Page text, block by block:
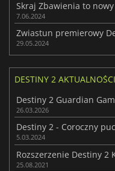
7.06.2024
29.05.2024
DESTINY 2 AKTUALNOŚCI
26.03.2026
5.03.2024
25.08.2021